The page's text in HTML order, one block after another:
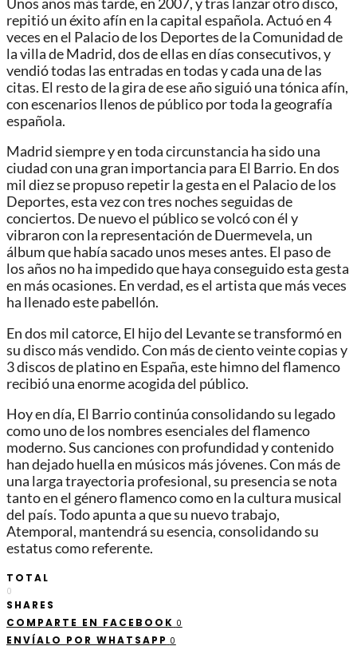
repitió un éxito afín en la capital española. Actuó en 4
veces en el Palacio de los Deportes de la Comunidad de
la villa de Madrid, dos de ellas en días consecutivos, y
vendió todas las entradas en todas y cada una de las
citas. El resto de la gira de ese año siguió una tónica afín,
con escenarios llenos de público por toda la geografía
española.
Madrid siempre y en toda circunstancia ha sido una
ciudad con una gran importancia para El Barrio. En dos
mil diez se propuso repetir la gesta en el Palacio de los
Deportes, esta vez con tres noches seguidas de
conciertos. De nuevo el público se volcó con él y
vibraron con la representación de Duermevela, un
álbum que había sacado unos meses antes. El paso de
los años no ha impedido que haya conseguido esta gesta
en más ocasiones. En verdad, es el artista que más veces
ha llenado este pabellón.
En dos mil catorce, El hijo del Levante se transformó en
su disco más vendido. Con más de ciento veinte copias y
3 discos de platino en España, este himno del flamenco
recibió una enorme acogida del público.
Hoy en día, El Barrio continúa consolidando su legado
como uno de los nombres esenciales del flamenco
moderno. Sus canciones con profundidad y contenido
han dejado huella en músicos más jóvenes. Con más de
una larga trayectoria profesional, su presencia se nota
tanto en el género flamenco como en la cultura musical
del país. Todo apunta a que su nuevo trabajo,
Atemporal, mantendrá su esencia, consolidando su
estatus como referente.
TOTAL
0
SHARES
COMPARTE EN FACEBOOK 0
ENVÍALO POR WHATSAPP 0